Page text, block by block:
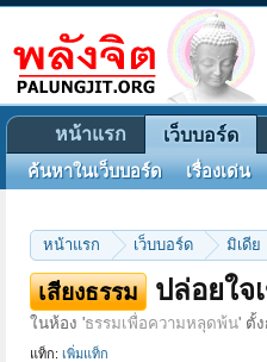
หน้าแรก เว็บบอร์ด มิเดีย
เสียงธรรม ปล่อยใจ
ในห้อง 'ธรรมเพื่อความหลุดพ้น' ตั้
แท็ก: เพิ่มแท็ก
หน้า 1 ของ 42 1 2 3 4 5 6
หน้าแรก เว็บบอร์ด
ค้นหาในเว็บบอร์ด เรื่องเด่น